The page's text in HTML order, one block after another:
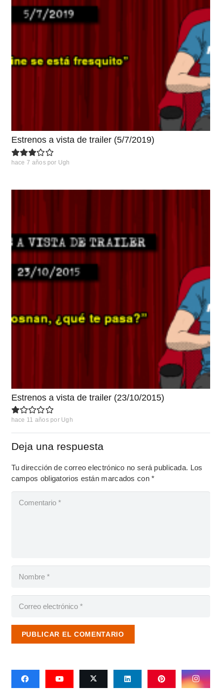
Estrenos a vista de trailer (5/7/2019)
hace 7 años por Ugh
Estrenos a vista de trailer (23/10/2015)
hace 11 años por Ugh
Deja una respuesta
Tu dirección de correo electrónico no será publicada. Los
campos obligatorios están marcados con*
PUBLICAR EL COMENTARIO